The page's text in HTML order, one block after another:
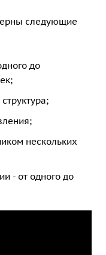
следующие
до
нескольких
- от одного до